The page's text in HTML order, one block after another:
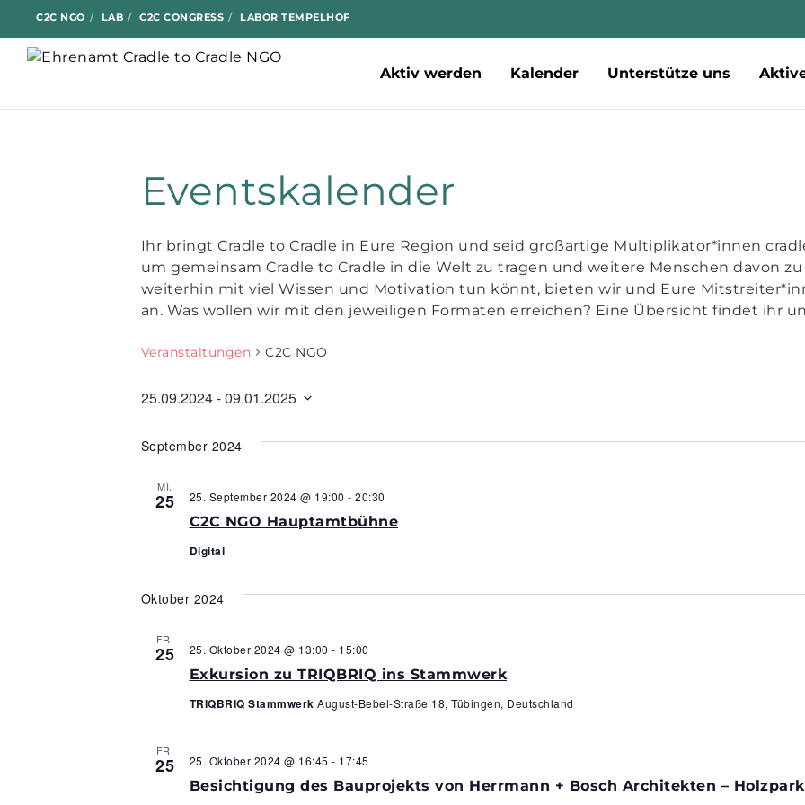
C2C NGO LAB C2C CONGRESS LABOR TEMPELHOF
Aktiv werden Kalender Unterstütze uns
Eventskalender
Ihr bringt Cradle to Cradle in Eure Region und seid großartige Multiplikator*innen
um gemeinsam Cradle to Cradle in die Welt zu tragen und weitere Menschen davon
weiterhin mit viel Wissen und Motivation tun könnt, bieten wir und Eure
an. Was wollen wir mit den jeweiligen Formaten erreichen? Eine Übersicht findet ihr
Veranstaltungen C2C NGO
25.09.2024 - 09.01.2025
wählen.
September 2024
MI.
25
C2C NGO Hauptamtbühne
25. September 2024 @ 19:00 - 20:30
Digital
Oktober 2024
FR.
25
Exkursion zu TRIQBRIQ ins Stammwerk
25. Oktober 2024 @ 13:00 - 15:00
TRIQBRIQ Stammwerk August-Bebel-Straße 18, Tübingen, Deutschland
FR.
25
Besichtigung des Bauprojekts von Herrmann + Bosch Architekten –
25. Oktober 2024 @ 16:45 - 17:45